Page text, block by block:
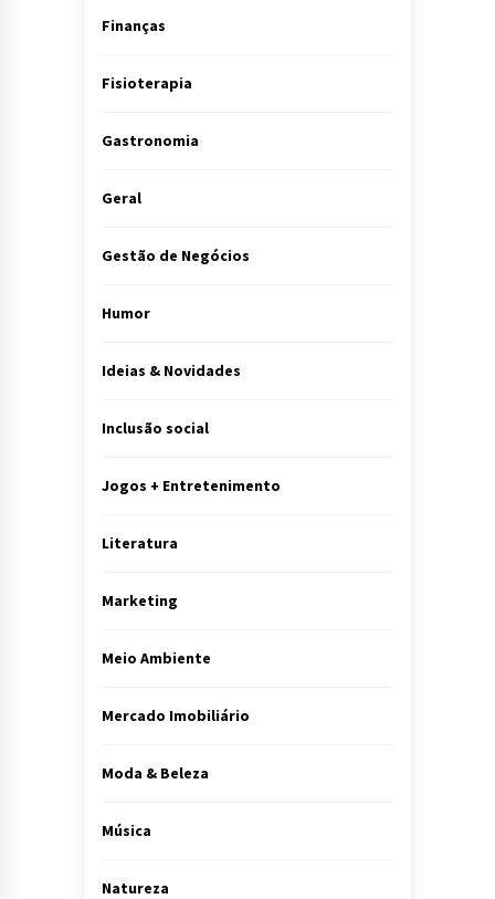
Finanças
Fisioterapia
Gastronomia
Geral
Gestão de Negócios
Humor
Ideias & Novidades
Inclusão social
Jogos + Entretenimento
Literatura
Marketing
Meio Ambiente
Mercado Imobiliário
Moda & Beleza
Música
Natureza